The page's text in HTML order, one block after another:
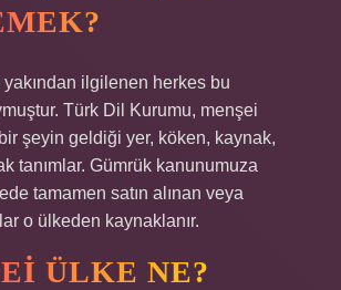
yakından ilgilenen herkes bu
Türk Dil Kurumu, menşei
şeyin geldiği yer, köken, kaynak,
tanımlar. Gümrük kanunumuza
tamamen satın alınan veya
o ülkeden kaynaklanır.
ÜLKE NE?